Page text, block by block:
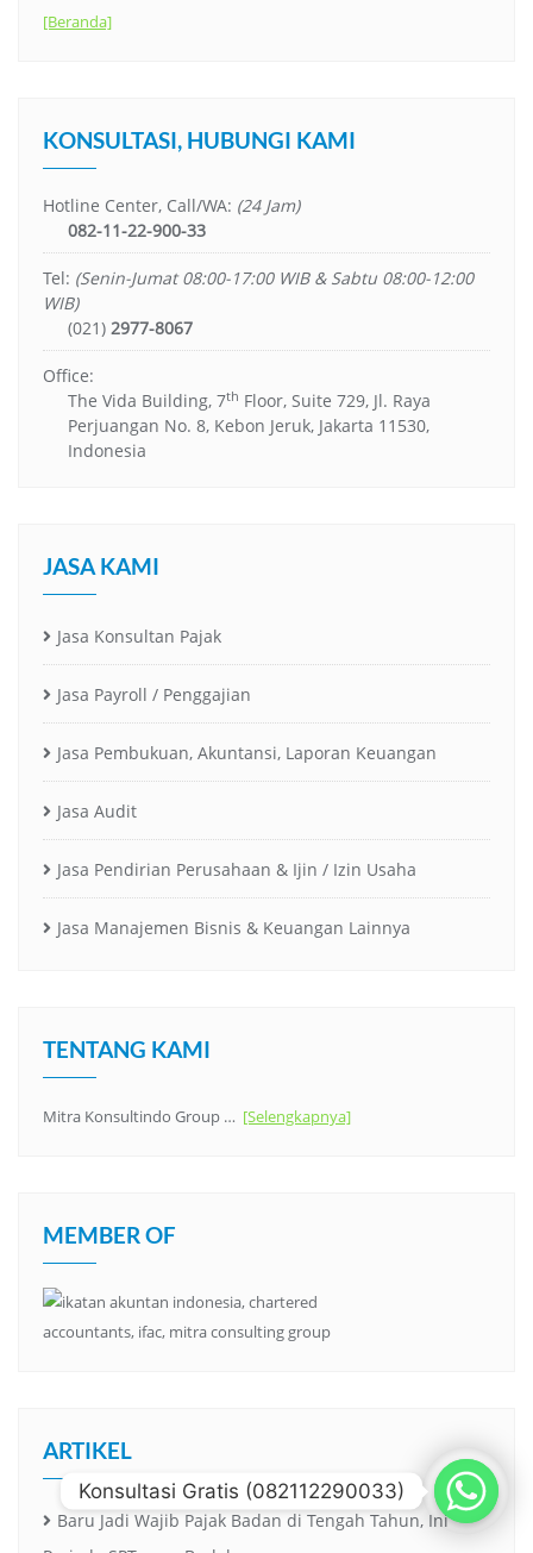
[Beranda]
KONSULTASI, HUBUNGI KAMI
Hotline Center, Call/WA: (24 Jam)
082-11-22-900-33
Tel: (Senin-Jumat 08:00-17:00 WIB & Sabtu 08:00-12:00
WIB)
(021) 2977-8067
Office:
The Vida Building, 7th Floor, Suite 729, Jl. Raya
Perjuangan No. 8, Kebon Jeruk, Jakarta 11530,
Indonesia
JASA KAMI
Jasa Konsultan Pajak
Jasa Payroll / Penggajian
Jasa Pembukuan, Akuntansi, Laporan Keuangan
Jasa Audit
Jasa Pendirian Perusahaan & Ijin / Izin Usaha
Jasa Manajemen Bisnis & Keuangan Lainnya
TENTANG KAMI
Mitra Konsultindo Group … [Selengkapnya]
MEMBER OF
ARTIKEL
Baru Jadi Wajib Pajak Badan di Tengah Tahun, Ini
Konsultasi Gratis (082112290033)